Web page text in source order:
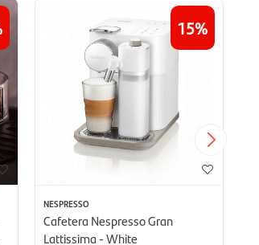
15
NESPRESSO
Cafetera Nespresso Gran
Lattissima - White